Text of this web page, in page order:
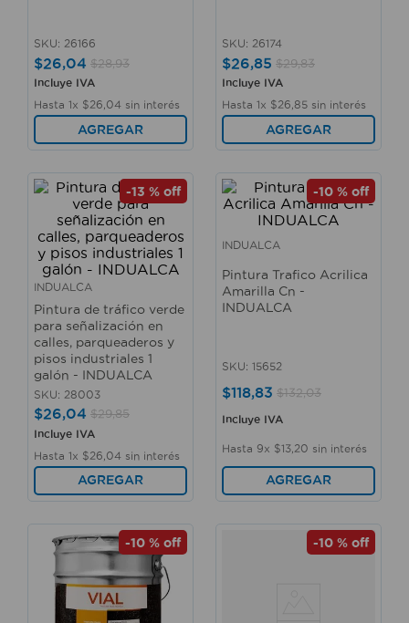
SKU: 26166
$26,04 $28,93
Incluye IVA
Hasta 1x $26 04 sin interés
AGREGAR
SKU: 26174
$26,85 $29,83
Incluye IVA
Hasta 1x $26 85 sin interés
AGREGAR
-13 % off
INDUALCA
Pintura de tráfico verde
para señalización en
calles, parqueaderos y
pisos industriales 1
galón - INDUALCA
SKU: 28003
$26,04 $29,85
Incluye IVA
Hasta 1x $26 04 sin interés
AGREGAR
-10 % off
INDUALCA
Pintura Trafico Acrilica
Amarilla Cn -
INDUALCA
SKU: 15652
$118,83 $132,03
Incluye IVA
Hasta 9x $13 20 sin interés
AGREGAR
-10 % off -10 % off